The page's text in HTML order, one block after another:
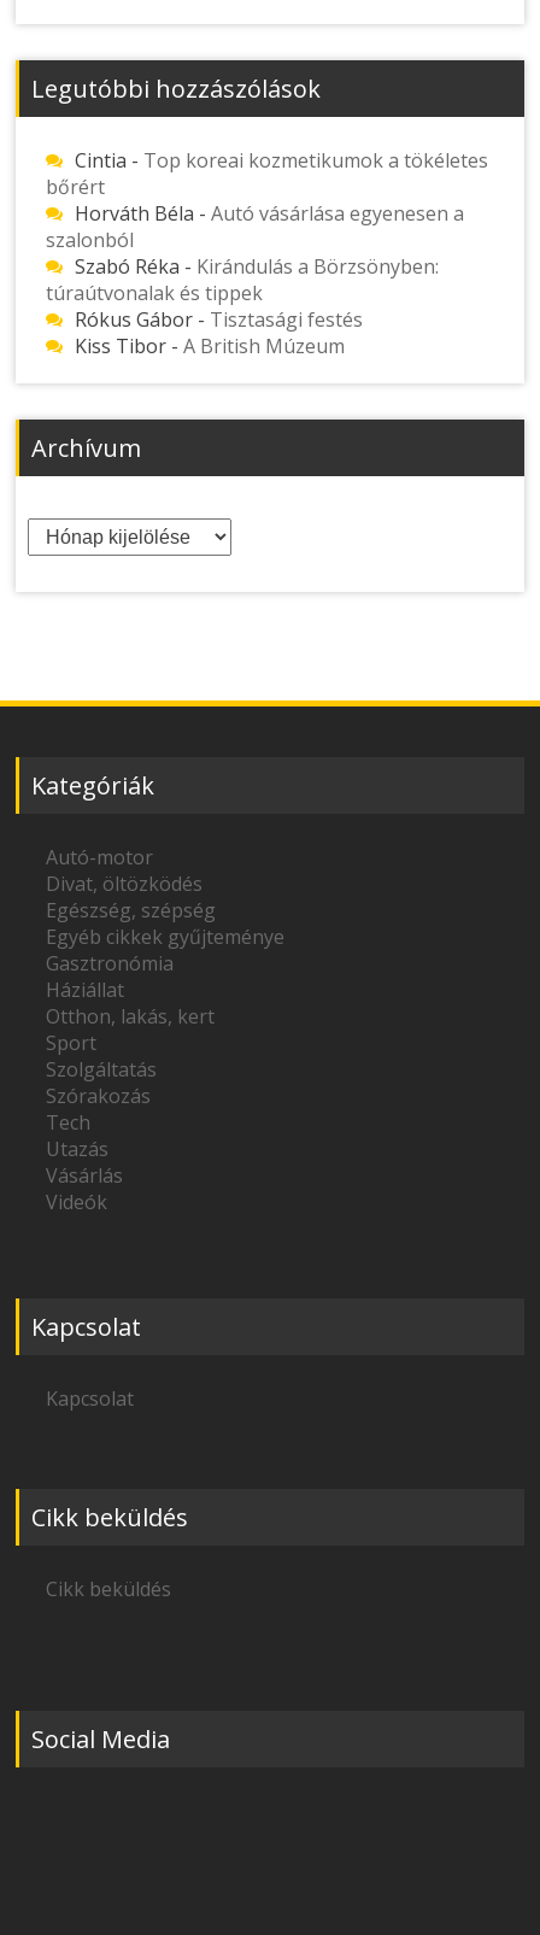
Legutóbbi hozzászólások
Cintia - Top koreai kozmetikumok a tökéletes
bőrért
Horváth Béla -Autó vásárlása egyenesen a
szalonból
Szabó Réka - Kirándulás a Börzsönyben:
túraútvonalak és tippek
Rókus Gábor - Tisztasági festés
Kiss Tibor -A British Múzeum
Archívum
Archívum
Kategóriák
Autó-motor
Divat, öltözködés
Egészség, szépség
Egyéb cikkek gyűjteménye
Gasztronómia
Háziállat
Otthon, lakás, kert
Sport
Szolgáltatás
Szórakozás
Tech
Utazás
Vásárlás
Videók
Kapcsolat
Kapcsolat
Cikk beküldés
Cikk beküldés
Social Media